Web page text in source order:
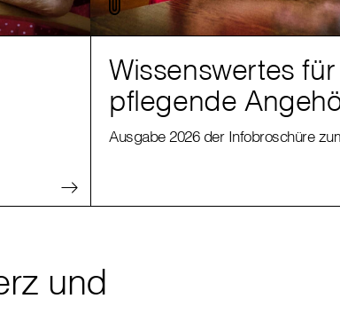
Wissenswertes für
pflegende
Ausgabe 2026 der Infobroschüre
und